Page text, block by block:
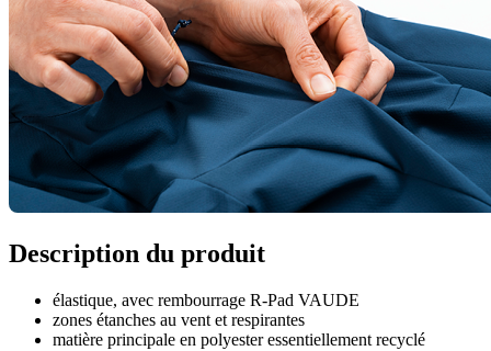
Description du produit
élastique, avec rembourrage R-Pad VAUDE
zones étanches au vent et respirantes
matière principale en polyester essentiellement recyclé